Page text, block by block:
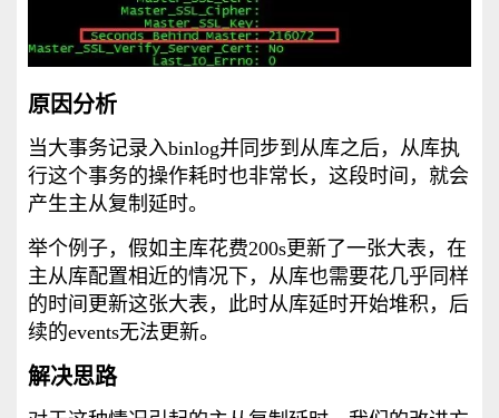
原因分析
当大事务记录入binlog并同步到从库之后，从库执
行这个事务的操作耗时也非常长，这段时间，就会
产生主从复制延时。
举个例子，假如主库花费200s更新了一张大表，在
主从库配置相近的情况下，从库也需要花几乎同样
的时间更新这张大表，此时从库延时开始堆积，后
续的events无法更新。
解决思路